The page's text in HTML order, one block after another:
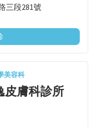
三段281號
美容科
皮膚科診所